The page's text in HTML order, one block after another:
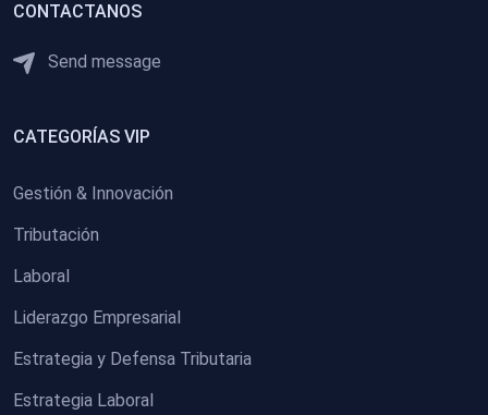
CONTACTANOS
Send message
CATEGORÍAS VIP
Gestión & Innovación
Tributación
Laboral
Liderazgo Empresarial
Estrategia y Defensa Tributaria
Estrategia Laboral